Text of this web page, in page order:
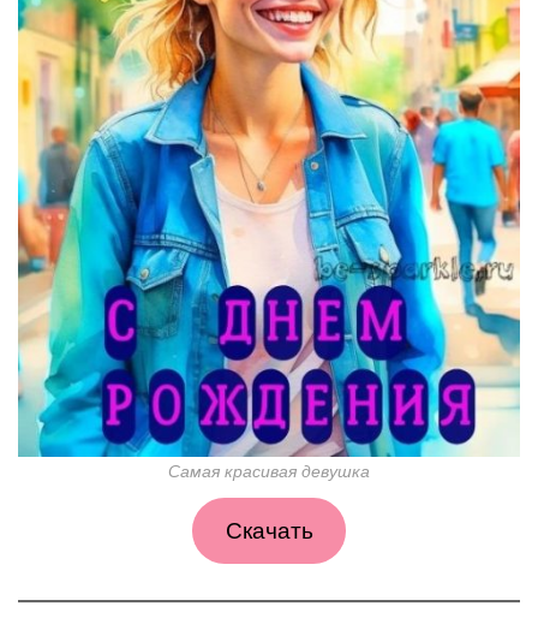
Самая красивая девушка
Скачать